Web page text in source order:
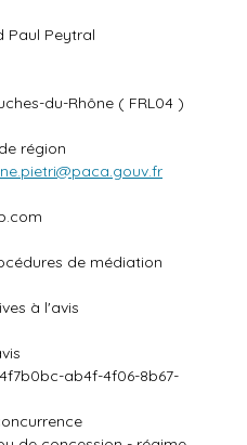
Paul Peytral
du-Rhône ( FRL04 )
région
de médiation
à l'avis
ab4f-4f06-8b67-